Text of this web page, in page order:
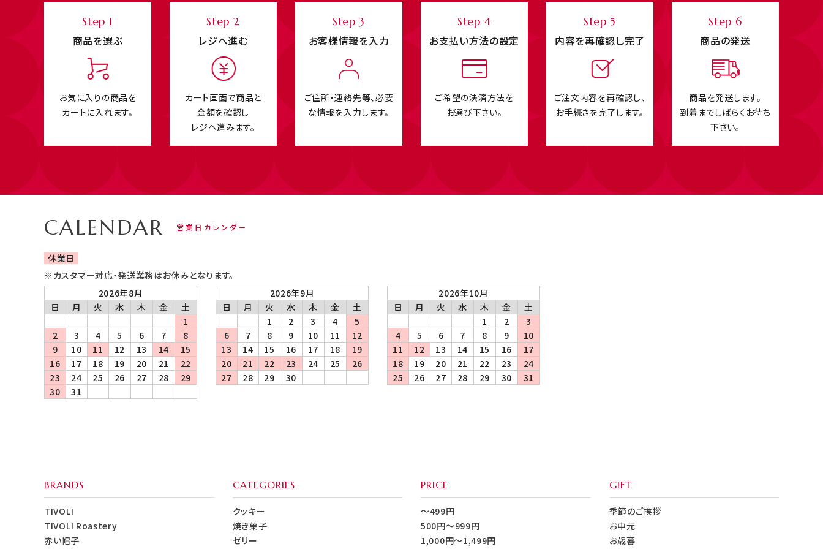
Step 1
商品を選ぶ
お気に入りの商品を
カートに入れます。
Step 2
レジへ進む
カート画面で商品と
金額を確認し
レジへ進みます。
Step 3
お客様情報を入力
ご住所・連絡先等、必要
な情報を入力します。
Step 4
お支払い方法の設定
ご希望の決済方法を
お選び下さい。
Step 5
内容を再確認し完了
ご注文内容を再確認し、
お手続きを完了します。
Step 6
商品の発送
商品を発送します。
到着までしばらくお待ち
下さい。
CALENDAR 営業日カレンダー
休業日
※カスタマー対応・発送業務はお休みとなります。
2026年8月
日
月 火 水 木 金
土
1
2
3 4 5 6 7
8
9
10 11 12 13 14
15
16
17 18 19 20 21
22
23
24 25 26 27 28
29
30
31
2026年9月
日
月 火 水 木 金
土
1
2 3 4
5
6
7 8 9 10 11
12
13
14 15 16 17 18
19
20
21 22 23 24 25
26
27
28 29 30
2026年10月
日
月 火 水 木 金
土
1
2
3
4
5 6 7 8 9
10
11
12 13 14 15 16
17
18
19 20 21 22 23
24
25
26 27 28 29 30 31
BRANDS
TIVOLI
TIVOLI Roastery
赤い帽子
CATEGORIES
クッキー
焼き菓子
ゼリー
PRICE
～499円
500円～999円
1,000円～1,499円
GIFT
季節のご挨拶
お中元
お歳暮